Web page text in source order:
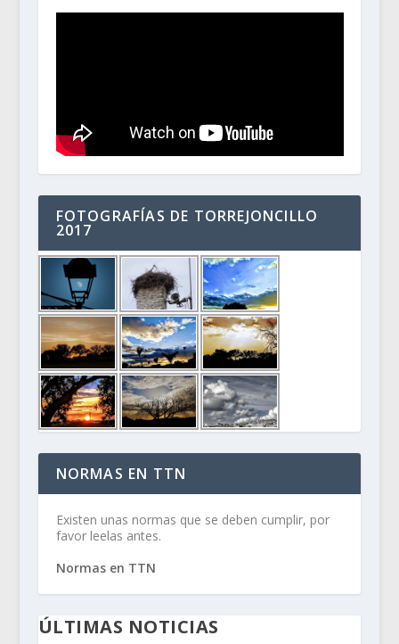
FOTOGRAFÍAS DE TORREJONCILLO
2017
NORMAS EN TTN
Existen unas normas que se deben cumplir, por
favor leelas antes.
Normas en TTN
ÚLTIMAS NOTICIAS